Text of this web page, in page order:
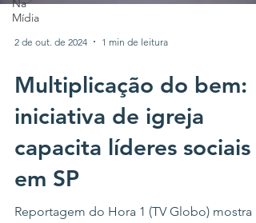
Na
Mídia
2 de out. de 2024 1 min de leitura
Multiplicação do bem:
iniciativa de igreja
capacita líderes sociais
em SP
Reportagem do Hora 1 (TV Globo) mostra